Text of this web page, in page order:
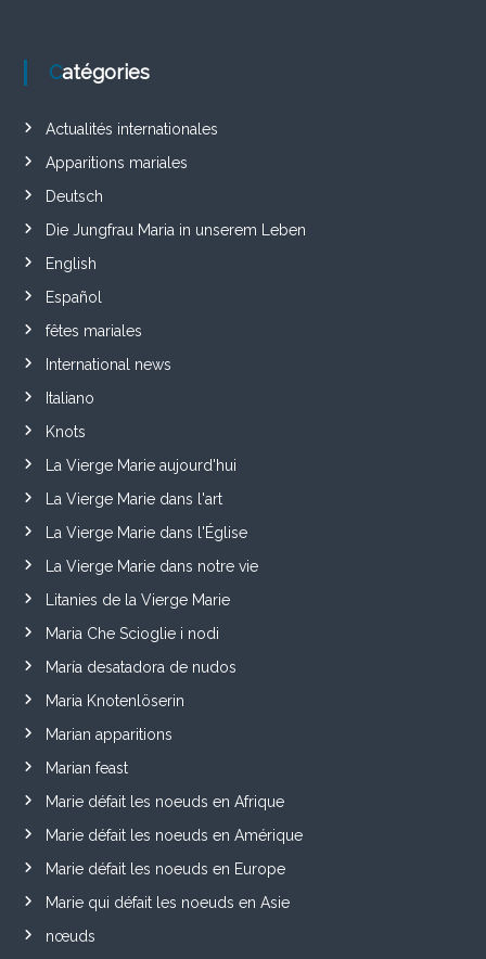
Catégories
Actualités internationales
Apparitions mariales
Deutsch
Die Jungfrau Maria in unserem Leben
English
Español
fêtes mariales
International news
Italiano
Knots
La Vierge Marie aujourd'hui
La Vierge Marie dans l'art
La Vierge Marie dans l'Église
La Vierge Marie dans notre vie
Litanies de la Vierge Marie
Maria Che Scioglie i nodi
María desatadora de nudos
Maria Knotenlöserin
Marian apparitions
Marian feast
Marie défait les noeuds en Afrique
Marie défait les noeuds en Amérique
Marie défait les noeuds en Europe
Marie qui défait les noeuds en Asie
nœuds